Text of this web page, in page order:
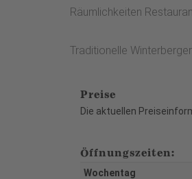
Räumlichkeiten
Traditionelle
Preise
Die aktuellen
Öffnungszeiten:
Wochentag